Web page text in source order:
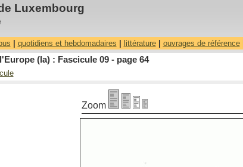
Luxembourg
quotidiens et hebdomadaires littérature| ouvrages de référence|
(la) : Fascicule 09 - page 64
Zoom